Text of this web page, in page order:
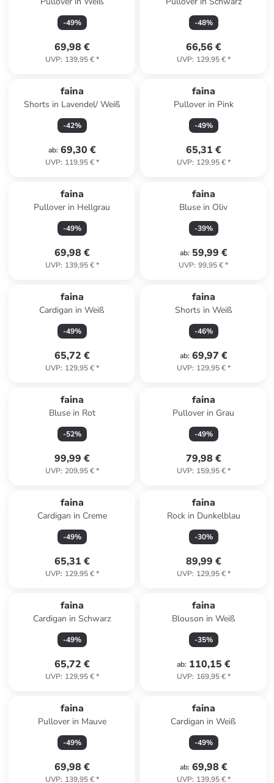
-49%
69,98 €
UVP: 139,95 €*
-48%
66,56 €
UVP: 129,95 €*
faina
Shorts in Lavendel/ Weiß
-42%
ab: 69,30 €
UVP: 119,95 €*
faina
Pullover in Pink
-49%
65,31 €
UVP: 129,95 €*
faina
Pullover in Hellgrau
-49%
69,98 €
UVP: 139,95 €*
faina
Bluse in Oliv
-39%
ab: 59,99 €
UVP: 99,95 €*
faina
Cardigan in Weiß
-49%
65,72 €
UVP: 129,95 €*
faina
Shorts in Weiß
-46%
ab: 69,97 €
UVP: 129,95 €*
faina
Bluse in Rot
-52%
99,99 €
UVP: 209,95 €*
faina
Pullover in Grau
-49%
79,98 €
UVP: 159,95 €*
faina
Cardigan in Creme
-49%
65,31 €
UVP: 129,95 €*
faina
Rock in Dunkelblau
-30%
89,99 €
UVP: 129,95 €*
faina
Cardigan in Schwarz
-49%
65,72 €
UVP: 129,95 €*
faina
Blouson in Weiß
-35%
ab: 110,15 €
UVP: 169,95 €*
faina
Pullover in Mauve
-49%
69,98 €
UVP: 139,95 €*
faina
Cardigan in Weiß
-49%
ab: 69,98 €
UVP: 139,95 €*